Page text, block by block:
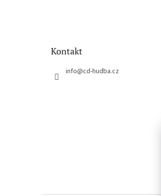
Kontakt
info@cd-hudba.cz